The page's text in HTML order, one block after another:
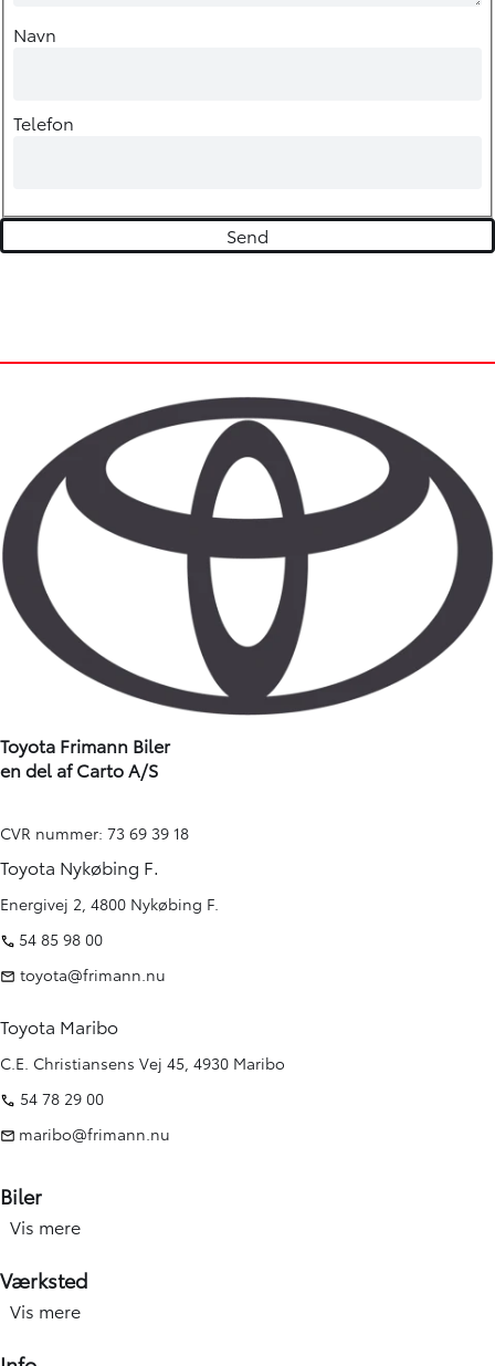
Navn
Telefon
Toyota Frimann Biler
en del af Carto A/S
CVR nummer: 73 69 39 18
Toyota Nykøbing F.
Energivej 2, 4800 Nykøbing F.
54 85 98 00
toyota@frimann.nu
Toyota Maribo
C.E. Christiansens Vej 45, 4930 Maribo
54 78 29 00
maribo@frimann.nu
Biler
Nye biler
Kampagner
Vis mere
Værksted
Værksted forside
Vis mere